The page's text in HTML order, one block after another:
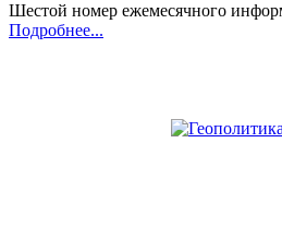
Шестой номер ежемесячного
Подробнее...